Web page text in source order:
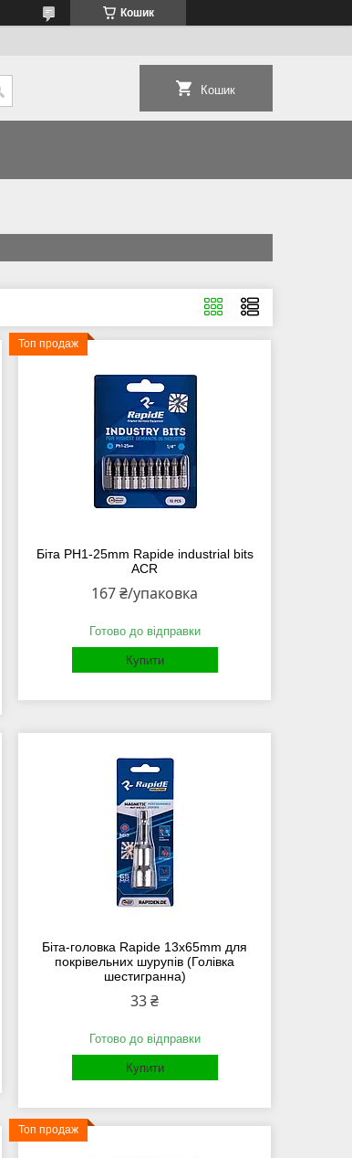
Кошик
Кошик
Топ продаж
Біта PH1-25mm Rapide industrial bits
ACR
167 ₴/упаковка
Готово до відправки
Купити
Біта-головка Rapide 13x65mm для
покрівельних шурупів (Голівка
шестигранна)
33 ₴
Готово до відправки
Купити
Топ продаж